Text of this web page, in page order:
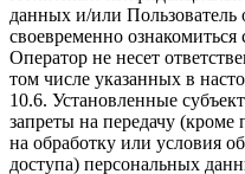
данных и/или Пользователь
своевременно
Оператор не несет
том числе указанных в
10.6. Установленные
запреты на передачу (кроме
на обработку или условия
доступа) персональных